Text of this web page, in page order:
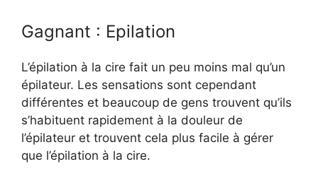
Gagnant : Epilation
L’épilation à la cire fait un peu moins mal qu’un
épilateur. Les sensations sont cependant
différentes et beaucoup de gens trouvent qu’ils
s’habituent rapidement à la douleur de
l’épilateur et trouvent cela plus facile à gérer
que l’épilation à la cire.